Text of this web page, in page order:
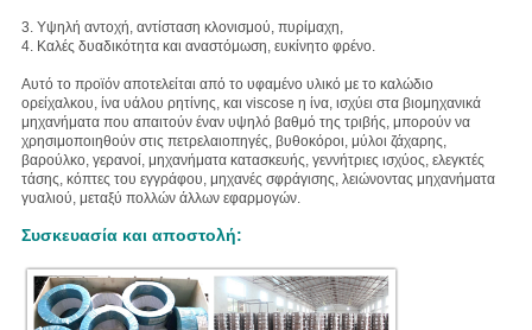
3. Υψηλή αντοχή, αντίσταση κλονισμού, πυρίμαχη,
4. Καλές δυαδικότητα και αναστόμωση, ευκίνητο φρένο.
Αυτό το προϊόν αποτελείται από το υφαμένο υλικό με το καλώδιο
ορείχαλκου, ίνα υάλου ρητίνης, και viscose η ίνα, ισχύει στα βιομηχανικά
μηχανήματα που απαιτούν έναν υψηλό βαθμό της τριβής, μπορούν να
χρησιμοποιηθούν στις πετρελαιοπηγές, βυθοκόροι, μύλοι ζάχαρης,
βαρούλκο, γερανοί, μηχανήματα κατασκευής, γεννήτριες ισχύος, ελεγκτές
τάσης, κόπτες του εγγράφου, μηχανές σφράγισης, λειώνοντας μηχανήματα
γυαλιού, μεταξύ πολλών άλλων εφαρμογών.
Συσκευασία και αποστολή: